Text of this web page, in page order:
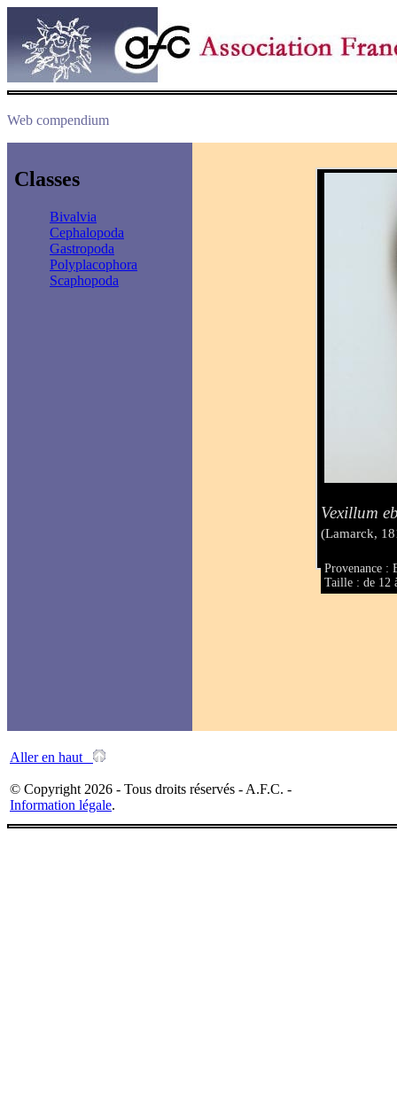
Web compendium
Classes
Bivalvia
Cephalopoda
Gastropoda
Polyplacophora
Scaphopoda
Vexillum
(Lamarck,
Provenance :
Taille : de 12
Aller en haut
© Copyright 2026 - Tous droits réservés - A.F.C. -
Information légale.